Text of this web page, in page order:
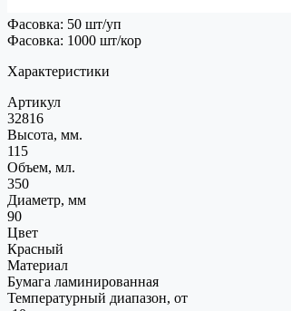
Фасовка: 50 шт/уп
Фасовка: 1000 шт/кор
Характеристики
Артикул
32816
Высота, мм.
115
Объем, мл.
350
Диаметр, мм
90
Цвет
Красный
Материал
Бумага ламинированная
Температурный диапазон, от